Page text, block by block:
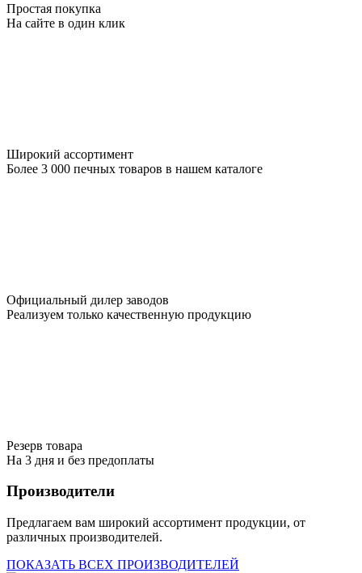
Простая покупка
На сайте в один клик
Широкий ассортимент
Более 3 000 печных товаров в нашем каталоге
Официальный дилер заводов
Реализуем только качественную продукцию
Резерв товара
На 3 дня и без предоплаты
Производители
Предлагаем вам широкий ассортимент продукции, от
различных производителей.
ПОКАЗАТЬ ВСЕХ ПРОИЗВОДИТЕЛЕЙ